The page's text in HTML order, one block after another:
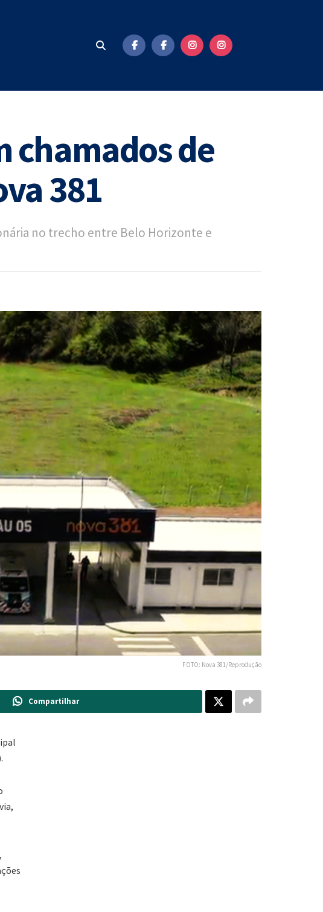
chamados de
381
no trecho entre Belo Horizonte e
FOTO: Nova 381/Reprodução
Compartilhar